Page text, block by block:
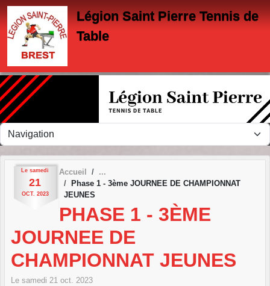
Légion Saint Pierre Tennis de
Table
Le samedi
21
OCT. 2023
Accueil
Phase 1 - 3ème JOURNEE DE CHAMPIONNAT
JEUNES
PHASE 1 - 3ÈME
JOURNEE DE
CHAMPIONNAT JEUNES
Le samedi 21 oct. 2023
Panneau de gestion des cookies